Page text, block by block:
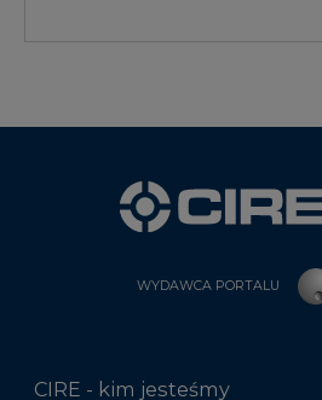
WYDAWCA PORTALU
CIRE - kim jesteśmy